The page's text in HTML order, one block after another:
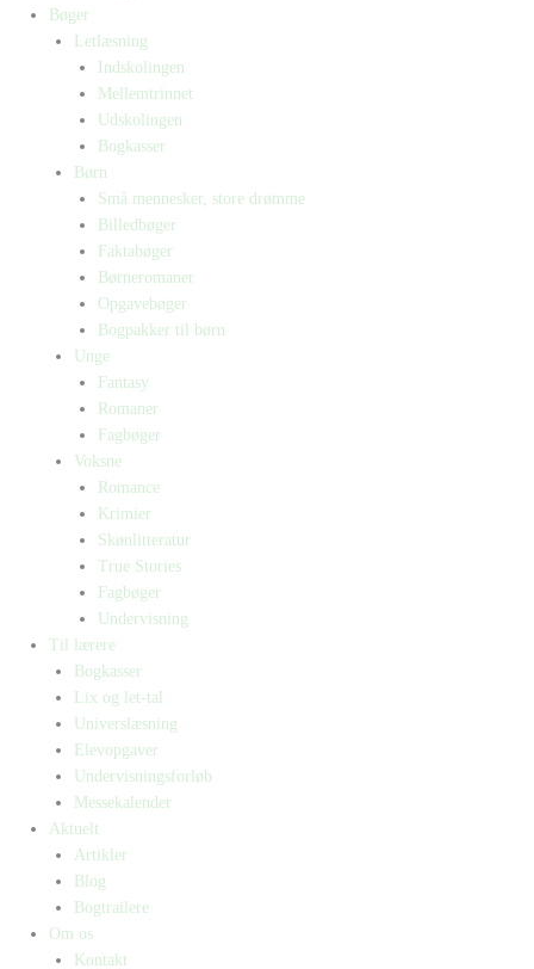
Bøger
Letlæsning
Indskolingen
Mellemtrinnet
Udskolingen
Bogkasser
Børn
Små mennesker, store drømme
Billedbøger
Faktabøger
Børneromaner
Opgavebøger
Bogpakker til børn
Unge
Fantasy
Romaner
Fagbøger
Voksne
Romance
Krimier
Skønlitteratur
True Stories
Fagbøger
Undervisning
Til lærere
Bogkasser
Lix og let-tal
Universlæsning
Elevopgaver
Undervisningsforløb
Messekalender
Aktuelt
Artikler
Blog
Bogtrailere
Om os
Kontakt